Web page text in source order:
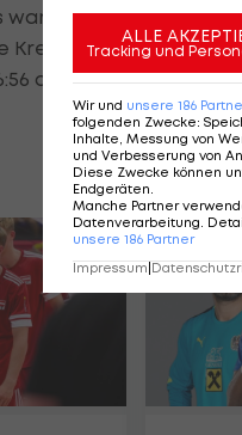
war ein guter Start
Kress. Im zweiten
durch. Das ÖBV-
ALLE
Tracking und
Wir und unsere 186
folgenden Zwecke:
Inhalte, Messung von
und Verbesserung von
Diese Zwecke können
Endgeräten
Manche Partner
Datenverarbeitung.
unsere 186 Partner
Impressum|